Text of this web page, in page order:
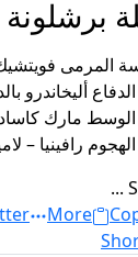
المرمى
أليخاندرو
مارك
رافينيا –
More